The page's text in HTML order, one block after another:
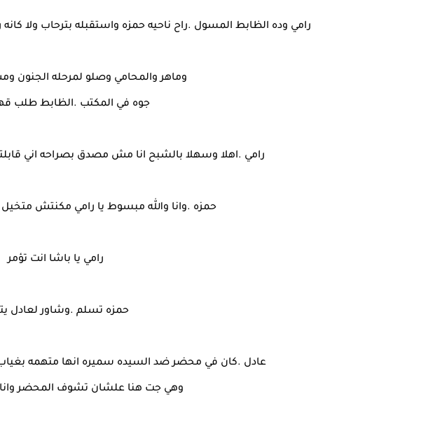
رامي وده الظابط المسول .راح ناحيه حمزه واستقبله بترحاب ولا
وماهر والمحامي وصلو لمرحله الجنون
جوه في المكتب .الظابط طلب
رامي .اهلا وسهلا بالشبح انا مش مصدق بصراحه اني
حمزه .وانا والله مبسوط يا رامي مكنتش متخيل
رامي يا باشا انت تؤمر
حمزه تسلم .وشاور لعادل
عادل .كان في محضر ضد السيده سميره انها متهمه بغياب
وهي جت هنا علشان تشوف المحضر وانا